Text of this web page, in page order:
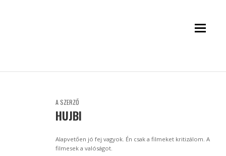
A SZERZŐ
HUJBI
Alapvetően jó fej vagyok. Én csak a filmeket kritizálom. A
filmesek a valóságot.